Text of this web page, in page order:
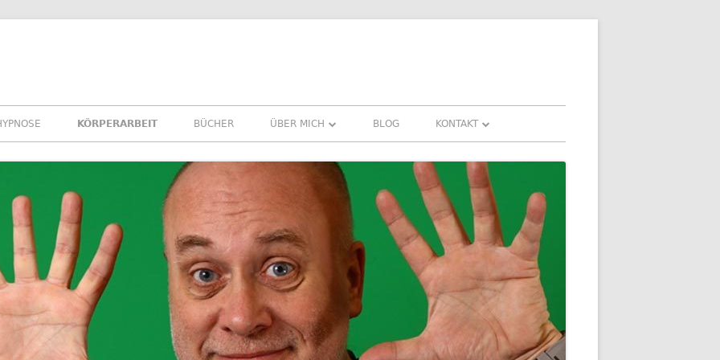
KÖRPERARBEIT BÜCHER ÜBER MICH
REFERENZEN ERFAHRUNGEN UND
NEWSLETTER
BLOG KONTAKT
DOWNLOADS
FAQ
DATENSCHUTZ
IMPRESSUM